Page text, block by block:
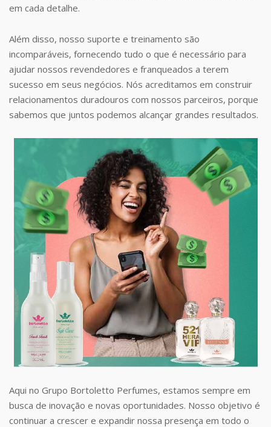
em cada detalhe.
Além disso, nosso suporte e treinamento são
incomparáveis, fornecendo tudo o que é necessário para
ajudar nossos revendedores e franqueados a terem
sucesso em seus negócios. Nós acreditamos em construir
relacionamentos duradouros com nossos parceiros, porque
sabemos que juntos podemos alcançar grandes resultados.
Aqui no Grupo Bortoletto Perfumes, estamos sempre em
busca de inovação e novas oportunidades. Nosso objetivo é
continuar a crescer e expandir nossa presença em todo o